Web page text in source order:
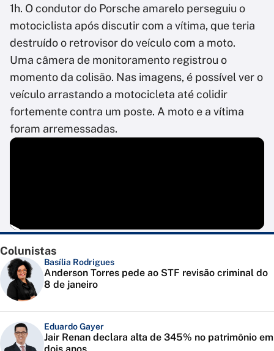
1h. O condutor do Porsche amarelo perseguiu o
motociclista após discutir com a vítima, que teria
destruído o retrovisor do veículo com a moto.
Uma câmera de monitoramento registrou o
momento da colisão. Nas imagens, é possível ver o
veículo arrastando a motocicleta até colidir
fortemente contra um poste. A moto e a vítima
foram arremessadas.
Colunistas
Basília Rodrigues
Anderson Torres pede ao STF revisão criminal do
8 de janeiro
Eduardo Gayer
Jair Renan declara alta de 345% no patrimônio em